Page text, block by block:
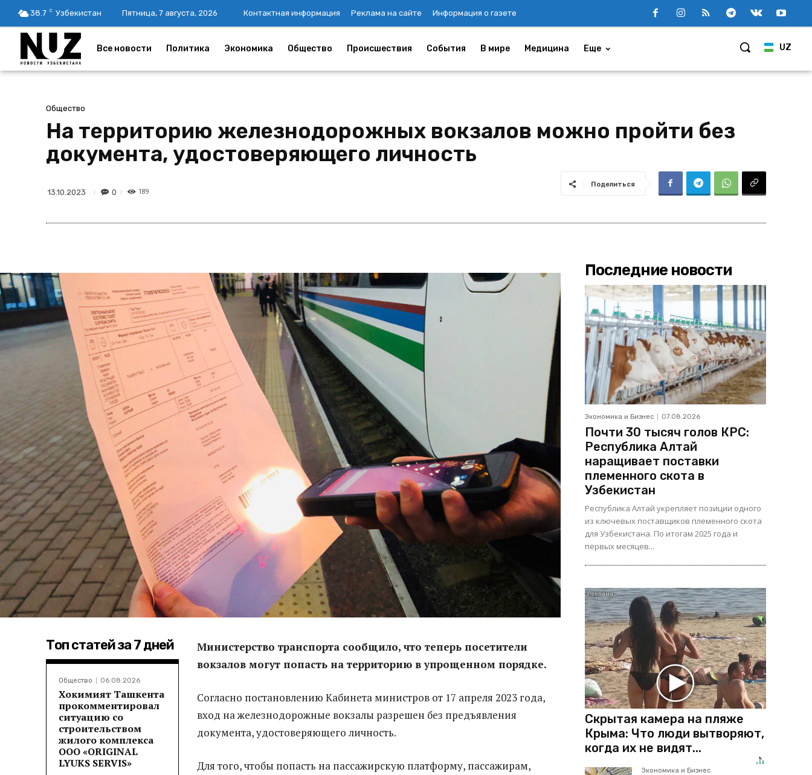
38.7 C Узбекистан Пятница, 7 августа, 2026 Контактная информация Реклама на сайте Информация о газете
UZ
Все новости Политика Экономика Общество Происшествия События В мире Медицина Еще
Общество
На территорию железнодорожных вокзалов можно пройти без
документа, удостоверяющего личность
13.10.2023 0 189
Поделиться
Топ статей за 7 дней
Общество 06.08.2026
Хокимият Ташкента
прокомментировал
ситуацию со
строительством
жилого комплекса
ООО «ORIGINAL
LYUKS SERVIS»
Министерство транспорта сообщило, что теперь посетители
вокзалов могут попасть на территорию в упрощенном порядке.
Согласно постановлению Кабинета министров от 17 апреля 2023 года,
вход на железнодорожные вокзалы разрешен без предъявления
документа, удостоверяющего личность.
Для того, чтобы попасть на пассажирскую платформу, пассажирам,
Последние новости
Экономика и Бизнес 07.08.2026
Почти 30 тысяч голов КРС:
Республика Алтай
наращивает поставки
племенного скота в
Узбекистан
Республика Алтай укрепляет позиции одного
из ключевых поставщиков племенного скота
для Узбекистана. По итогам 2025 года и
первых месяцев...
Скрытая камера на пляже
Крыма: Что люди вытворяют,
когда их не видят...
Экономика и Бизнес